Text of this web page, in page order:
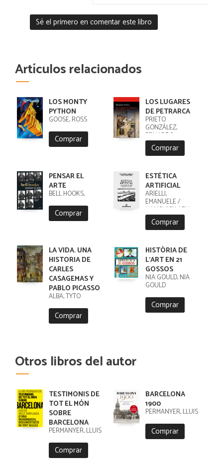
Sé el primero en comentar este libro
Artículos relacionados
LOS MONTY
PYTHON
GOOSE, ROSS
Comprar
LOS LUGARES
DE PETRARCA
PRIETO
GONZÁLEZ,
EDUARDO
ANTONIO
Comprar
PENSAR EL
ARTE
BELL HOOKS,
Comprar
ESTÉTICA
ARTIFICIAL
ARIELLI,
EMANUELE /
MANOVICH, LEV
Comprar
LA VIDA. UNA
HISTORIA DE
CARLES
CASAGEMAS Y
PABLO PICASSO
ALBA, TYTO
Comprar
HISTÒRIA DE
L'ART EN 21
GOSSOS
NIA GOULD, NIA
GOULD
Comprar
Otros libros del autor
TESTIMONIS DE
TOT EL MÓN
SOBRE
BARCELONA
PERMANYER, LLUÍS
Comprar
BARCELONA
1900
PERMANYER, LLUIS
Comprar